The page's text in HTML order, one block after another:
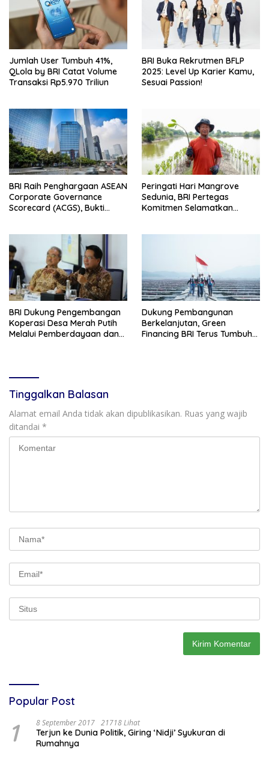
Jumlah User Tumbuh 41%,
QLola by BRI Catat Volume
Transaksi Rp5.970 Triliun
BRI Buka Rekrutmen BFLP
2025: Level Up Karier Kamu,
Sesuai Passion!
BRI Raih Penghargaan ASEAN
Corporate Governance
Scorecard (ACGS), Bukti
Peringati Hari Mangrove
Sedunia, BRI Pertegas
Komitmen Selamatkan
BRI Dukung Pengembangan
Koperasi Desa Merah Putih
Melalui Pemberdayaan dan
Dukung Pembangunan
Berkelanjutan, Green
Financing BRI Terus Tumbuh
Tinggalkan Balasan
Alamat email Anda tidak akan dipublikasikan. Ruas yang wajib
ditandai *
Popular Post
1 8 September 2017 21718 Lihat
Terjun ke Dunia Politik, Giring ‘Nidji’ Syukuran di
Rumahnya